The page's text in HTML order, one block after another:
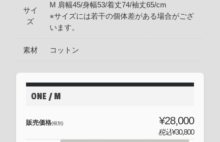
サイ
ズ
M 肩幅45/身幅53/着丈74/袖丈65/cm
※サイズには若干の個体差がある場合がござ
います。
素材 コットン
ONE / M
販売価格(税別) ¥28,000
税込¥30,800